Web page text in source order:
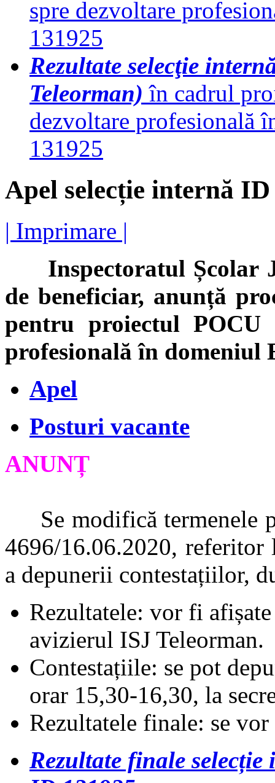
spre dezvoltare
131925
Rezultate selecţie
Teleorman) în cadrul
dezvoltare profesională
131925
Apel selecție internă ID
| Imprimare |
Inspectoratul Școlar
de beneficiar, anunță
pentru proiectul POCU
profesională în domeniul
Apel
Posturi vacante
ANUNȚ
Se modifică termenele
4696/16.06.2020, referitor
a depunerii contestațiilor,
Rezultatele: vor fi
avizierul ISJ Teleorman.
Contestațiile: se pot
orar 15,30-16,30, la
Rezultatele finale: se
Rezultate finale